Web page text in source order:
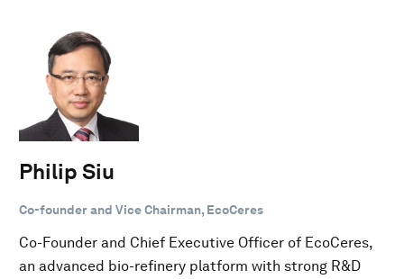
Philip Siu
Co-founder and Vice Chairman, EcoCeres
Co-Founder and Chief Executive Officer of EcoCeres,
an advanced bio-refinery platform with strong R&D